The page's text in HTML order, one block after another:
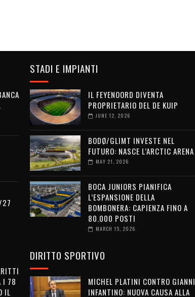
27
I 78
IL
STADI E IMPIANTI
IL FEYENOORD DIVENTA
PROPRIETARIO DEL DE KUIP
JUNE 12, 2026
BODØ/GLIMT INVESTE NEL
FUTURO: NASCE L’ARCTIC ARENA
MAY 21, 2026
BOCA JUNIORS PIANIFICA
L’ESPANSIONE DELLA
BOMBONERA: CAPIENZA FINO A
80.000 POSTI
MARCH 15, 2026
DIRITTO SPORTIVO
MICHEL PLATINI CONTRO GIANNI
INFANTINO: NUOVA CAUSA ALLA